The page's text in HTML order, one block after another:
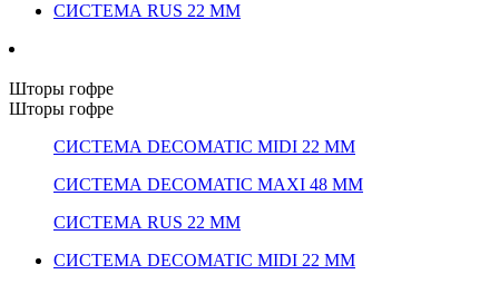
СИСТЕМА RUS 22 ММ
Шторы гофре
Шторы гофре
СИСТЕМА DECOMATIC MIDI 22 ММ
СИСТЕМА DECOMATIC MAXI 48 ММ
СИСТЕМА RUS 22 ММ
СИСТЕМА DECOMATIC MIDI 22 ММ